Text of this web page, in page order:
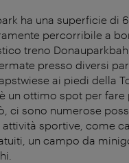
ha una superficie di
percorribile a
treno
presso diversi
ai piedi della
un ottimo spot per fare
ci sono numerose
sportive, come
un campo da